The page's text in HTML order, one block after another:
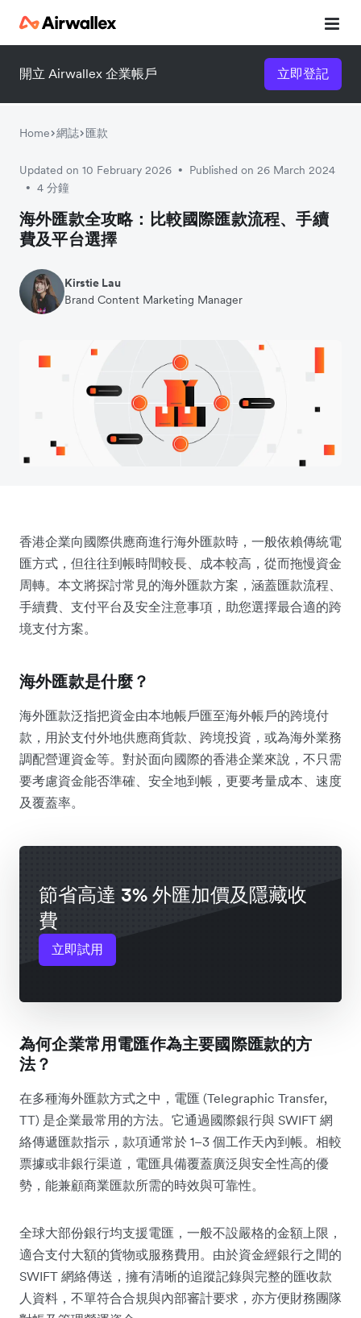
開立 Airwallex 企業帳戶 立即登記
Home 網誌 匯款
Updated on 10 February 2026 • Published on 26 March 2024
• 4 分鐘
海外匯款全攻略：比較國際匯款流程、手續
費及平台選擇
Kirstie Lau
Brand Content Marketing Manager
香港企業向國際供應商進行海外匯款時，一般依賴傳統電
匯方式，但往往到帳時間較長、成本較高，從而拖慢資金
周轉。本文將探討常見的海外匯款方案，涵蓋匯款流程、
手續費、支付平台及安全注意事項，助您選擇最合適的跨
境支付方案。
海外匯款是什麼？
海外匯款泛指把資金由本地帳戶匯至海外帳戶的跨境付
款，用於支付外地供應商貨款、跨境投資，或為海外業務
調配營運資金等。對於面向國際的香港企業來說，不只需
要考慮資金能否準確、安全地到帳，更要考量成本、速度
及覆蓋率。
節省高達 3% 外匯加價及隱藏收
費
立即試用
為何企業常用電匯作為主要國際匯款的方
法？
在多種海外匯款方式之中，電匯 (Telegraphic Transfer,
TT) 是企業最常用的方法。它通過國際銀行與 SWIFT 網
絡傳遞匯款指示，款項通常於 1–3 個工作天內到帳。相較
票據或非銀行渠道，電匯具備覆蓋廣泛與安全性高的優
勢，能兼顧商業匯款所需的時效與可靠性。
全球大部份銀行均支援電匯，一般不設嚴格的金額上限，
適合支付大額的貨物或服務費用。由於資金經銀行之間的
SWIFT 網絡傳送，擁有清晰的追蹤記錄與完整的匯收款
人資料，不單符合合規與內部審計要求，亦方便財務團隊
立即觀看 3 分鐘體驗短片
請填寫資料以觀體驗短片：